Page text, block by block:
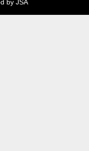
by JSA